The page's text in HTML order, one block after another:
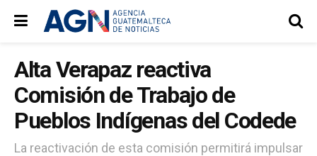
Alta Verapaz reactiva
Comisión de Trabajo de
Pueblos Indígenas del Codede
La reactivación de esta comisión permitirá impulsar